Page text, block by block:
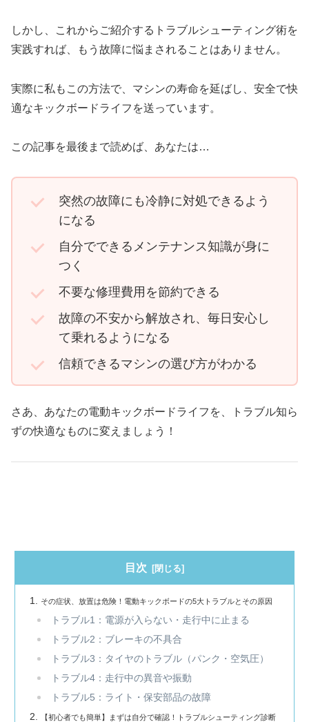
しかし、これからご紹介するトラブルシューティング術を
実践すれば、もう故障に悩まされることはありません。
実際に私もこの方法で、マシンの寿命を延ばし、安全で快
適なキックボードライフを送っています。
この記事を最後まで読めば、あなたは…
突然の故障にも冷静に対処できるよう
になる
自分でできるメンテナンス知識が身に
つく
不要な修理費用を節約できる
故障の不安から解放され、毎日安心し
て乗れるようになる
信頼できるマシンの選び方がわかる
さあ、あなたの電動キックボードライフを、トラブル知ら
ずの快適なものに変えましょう！
目次
その症状、放置は危険！電動キックボードの5大トラブルとその原因
トラブル1：電源が入らない・走行中に止まる
トラブル2：ブレーキの不具合
トラブル3：タイヤのトラブル（パンク・空気圧）
トラブル4：走行中の異音や振動
トラブル5：ライト・保安部品の故障
【初心者でも簡単】まずは自分で確認！トラブルシューティング診断